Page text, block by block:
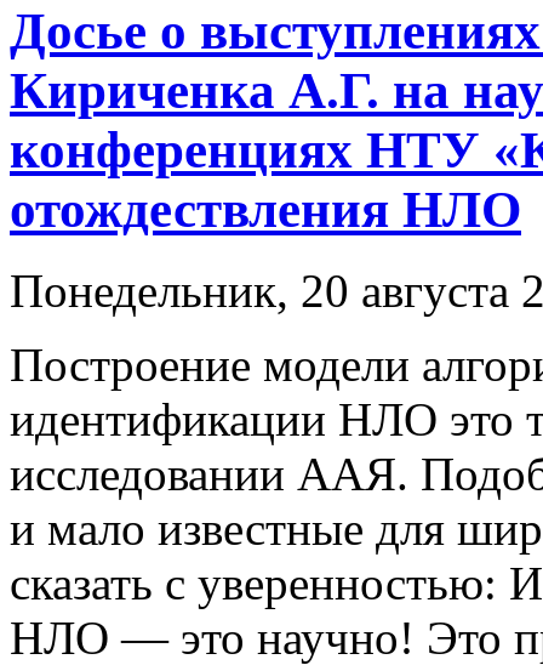
Досье о
Кириченка А.Г. на
конференциях НТУ
отождествления НЛО
Понедельник, 20 августа
Построение модели
идентификации НЛО это
исследовании ААЯ.
и мало известные для
сказать с уверенностью:
НЛО — это научно! Это